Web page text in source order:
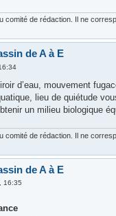
comité de rédaction. Il ne
de A à E
d’eau, mouvement
lieu de quiétude
un milieu biologique
comité de rédaction. Il ne
de A à E
16:35